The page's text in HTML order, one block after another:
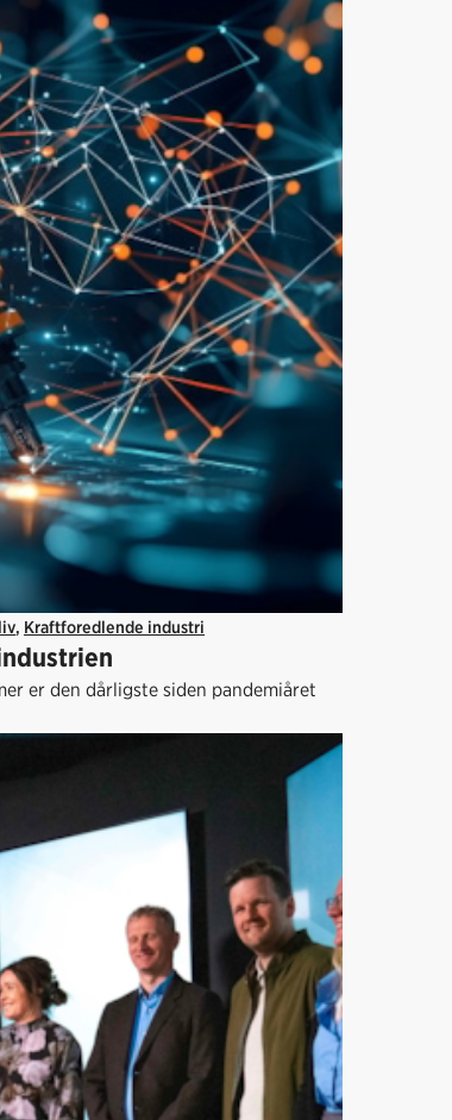
, Kraftforedlende industri
er den dårligste siden pandemiåret